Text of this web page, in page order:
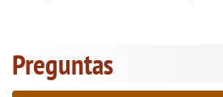
Preguntas